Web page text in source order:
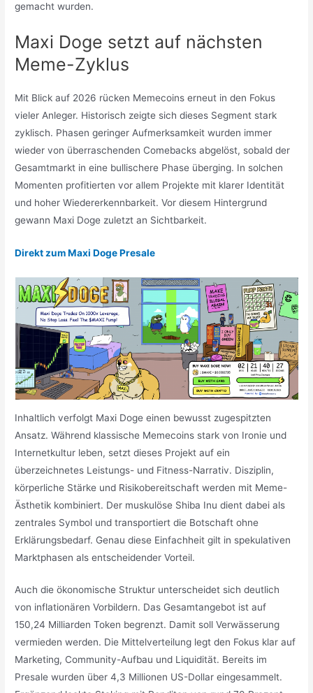
gemacht wurden.
Maxi Doge setzt auf nächsten
Meme-Zyklus
Mit Blick auf 2026 rücken Memecoins erneut in den Fokus
vieler Anleger. Historisch zeigte sich dieses Segment stark
zyklisch. Phasen geringer Aufmerksamkeit wurden immer
wieder von überraschenden Comebacks abgelöst, sobald der
Gesamtmarkt in eine bullischere Phase überging. In solchen
Momenten profitierten vor allem Projekte mit klarer Identität
und hoher Wiedererkennbarkeit. Vor diesem Hintergrund
gewann Maxi Doge zuletzt an Sichtbarkeit.
Direkt zum Maxi Doge Presale
Inhaltlich verfolgt Maxi Doge einen bewusst zugespitzten
Ansatz. Während klassische Memecoins stark von Ironie und
Internetkultur leben, setzt dieses Projekt auf ein
überzeichnetes Leistungs- und Fitness-Narrativ. Disziplin,
körperliche Stärke und Risikobereitschaft werden mit Meme-
Ästhetik kombiniert. Der muskulöse Shiba Inu dient dabei als
zentrales Symbol und transportiert die Botschaft ohne
Erklärungsbedarf. Genau diese Einfachheit gilt in spekulativen
Marktphasen als entscheidender Vorteil.
Auch die ökonomische Struktur unterscheidet sich deutlich
von inflationären Vorbildern. Das Gesamtangebot ist auf
150,24 Milliarden Token begrenzt. Damit soll Verwässerung
vermieden werden. Die Mittelverteilung legt den Fokus klar auf
Marketing, Community-Aufbau und Liquidität. Bereits im
Presale wurden über 4,3 Millionen US-Dollar eingesammelt.